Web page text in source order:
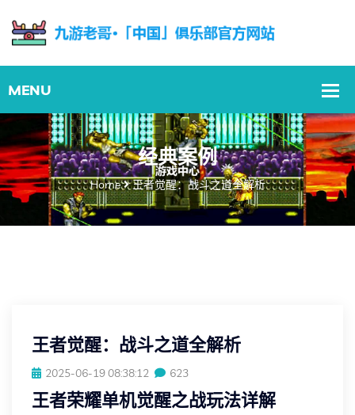
经典案例
Home 王者觉醒：战斗之道全解析
王者觉醒：战斗之道全解析
2025-06-19 08:38:12 623
王者荣耀单机觉醒之战玩法详解